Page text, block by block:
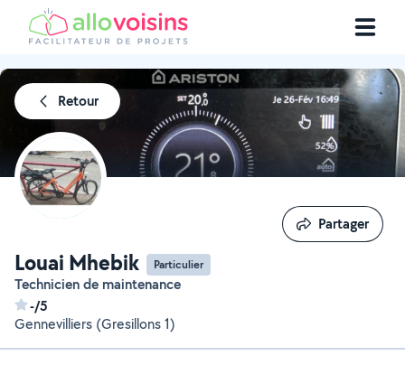
Retour
Louai Mhebik Particulier
Technicien de maintenance
-/5
Gennevilliers (Gresillons 1)
Partager
Partager